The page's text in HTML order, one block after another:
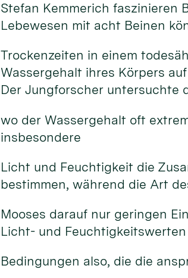
Stefan Kemmerich faszinieren
Lebewesen mit acht Beinen
Trockenzeiten in einem
Wassergehalt ihres Körpers
Der Jungforscher untersuchte
wo der Wassergehalt oft
insbesondere
Licht und Feuchtigkeit die
bestimmen, während die Art
Mooses darauf nur geringen
Licht- und Feuchtigkeitswerten
Bedingungen also, die die